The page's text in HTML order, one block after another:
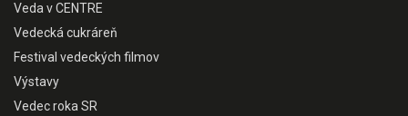
Veda v CENTRE
Vedecká cukráreň
Festival vedeckých filmov
Výstavy
Vedec roka SR